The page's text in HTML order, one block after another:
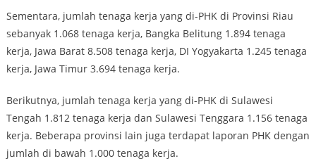
Sementara, jumlah tenaga kerja yang di-PHK di Provinsi Riau
sebanyak 1.068 tenaga kerja, Bangka Belitung 1.894 tenaga
kerja, Jawa Barat 8.508 tenaga kerja, DI Yogyakarta 1.245 tenaga
kerja, Jawa Timur 3.694 tenaga kerja.
Berikutnya, jumlah tenaga kerja yang di-PHK di Sulawesi
Tengah 1.812 tenaga kerja dan Sulawesi Tenggara 1.156 tenaga
kerja. Beberapa provinsi lain juga terdapat laporan PHK dengan
jumlah di bawah 1.000 tenaga kerja.